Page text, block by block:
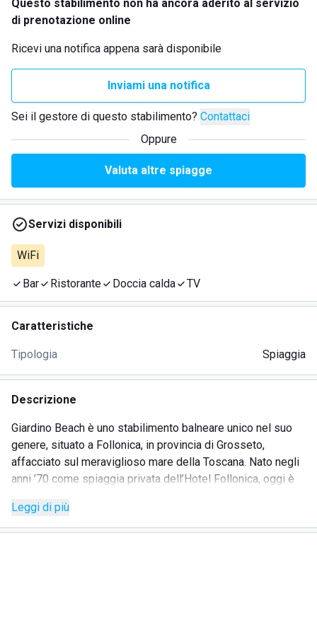
Questo stabilimento non ha ancora aderito al servizio
di prenotazione online
Ricevi una notifica appena sarà disponibile
Inviami una notifica
Sei il gestore di questo stabilimento? Contattaci
Oppure
Valuta altre spiagge
Servizi disponibili
WiFi
Bar Ristorante Doccia calda TV
Caratteristiche
Tipologia Spiaggia
Descrizione
Giardino Beach è uno stabilimento balneare unico nel suo
genere, situato a Follonica, in provincia di Grosseto,
affacciato sul meraviglioso mare della Toscana. Nato negli
anni ’70 come spiaggia privata dell’Hotel Follonica, oggi è
famiglie, coppie e chiunque cerchi relax in un contesto
naturale straordinario, tra mare, pineta e comfort di alto
Leggi di più